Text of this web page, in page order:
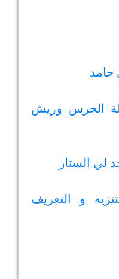
حامد
الجرس وريش
لي الستار
و التعريف